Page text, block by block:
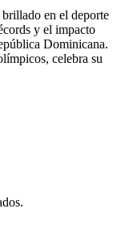
en el deporte
y el impacto
Dominicana.
celebra su